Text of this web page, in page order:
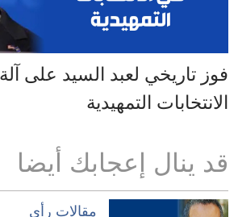
فوز تاريخي لعبد السيد على
الانتخابات التمهيدية
قد ينال إعجابك أيضا
مقالات رأي